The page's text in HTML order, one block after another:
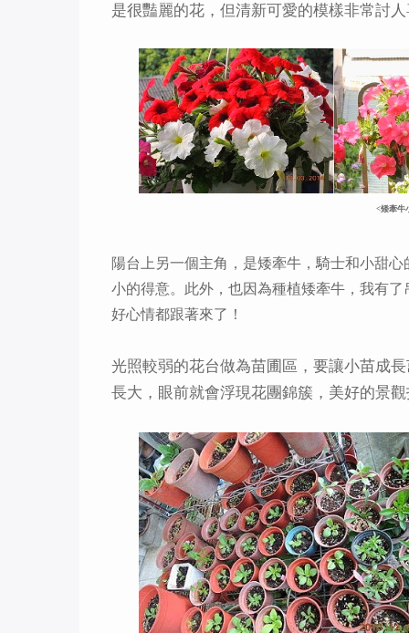
是很豔麗的花，但清新可愛的模樣非常討
<矮牽牛
陽台上另一個主角，是矮牽牛，騎士和小甜
小的得意。此外，也因為種植矮牽牛，我有
好心情都跟著來了！
光照較弱的花台做為苗圃區，要讓小苗成
長大，眼前就會浮現花團錦簇，美好的景